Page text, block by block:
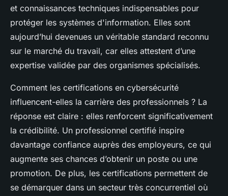
et connaissances techniques indispensables pour
protéger les systèmes d'information. Elles sont
aujourd’hui devenues un véritable standard reconnu
sur le marché du travail, car elles attestent d’une
expertise validée par des organismes spécialisés.
Comment les certifications en cybersécurité
influencent-elles la carrière des professionnels ? La
réponse est claire : elles renforcent significativement
la crédibilité. Un professionnel certifié inspire
davantage confiance auprès des employeurs, ce qui
augmente ses chances d’obtenir un poste ou une
promotion. De plus, les certifications permettent de
se démarquer dans un secteur très concurrentiel où